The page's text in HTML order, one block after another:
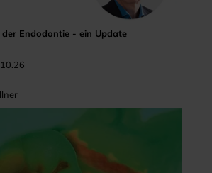
Endodontie - ein Update